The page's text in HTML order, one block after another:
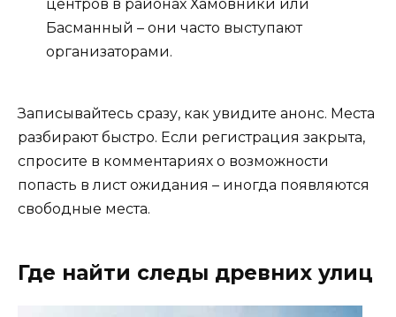
центров в районах Хамовники или
Басманный – они часто выступают
организаторами.
Записывайтесь сразу, как увидите анонс. Места
разбирают быстро. Если регистрация закрыта,
спросите в комментариях о возможности
попасть в лист ожидания – иногда появляются
свободные места.
Где найти следы древних улиц